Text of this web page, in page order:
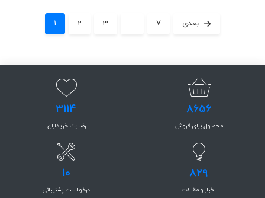
1 2 3 ... 7 بعدی
8656
محصول برای فروش
3114
رضایت خریداران
829
اخبار و مقالات
10
درخواست پشتیبانی